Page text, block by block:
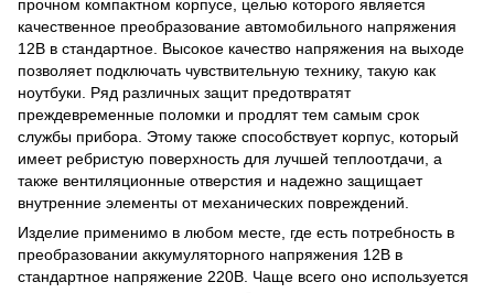
прочном компактном корпусе, целью которого является
качественное преобразование автомобильного напряжения
12В в стандартное. Высокое качество напряжения на выходе
позволяет подключать чувствительную технику, такую как
ноутбуки. Ряд различных защит предотвратят
преждевременные поломки и продлят тем самым срок
службы прибора. Этому также способствует корпус, который
имеет ребристую поверхность для лучшей теплоотдачи, а
также вентиляционные отверстия и надежно защищает
внутренние элементы от механических повреждений.
Изделие применимо в любом месте, где есть потребность в
преобразовании аккумуляторного напряжения 12В в
стандартное напряжение 220В. Чаще всего оно используется